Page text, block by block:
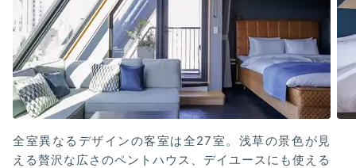
全室異なるデザインの客室は全27室。浅草の景色が見
える贅沢な広さのペントハウス、デイユースにも使える